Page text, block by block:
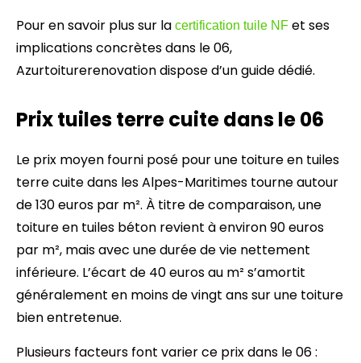
Pour en savoir plus sur la certification tuile NF et ses
implications concrètes dans le 06,
Azurtoiturerenovation dispose d’un guide dédié.
Prix tuiles terre cuite dans le 06
Le prix moyen fourni posé pour une toiture en tuiles
terre cuite dans les Alpes-Maritimes tourne autour
de 130 euros par m². À titre de comparaison, une
toiture en tuiles béton revient à environ 90 euros
par m², mais avec une durée de vie nettement
inférieure. L’écart de 40 euros au m² s’amortit
généralement en moins de vingt ans sur une toiture
bien entretenue.
Plusieurs facteurs font varier ce prix dans le 06 :